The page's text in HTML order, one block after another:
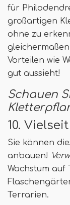
für
großartigen
ohne zu
Vorteilen wie
gut aussieht!
Schauen
10.
Sie können
anbauen!
Wachstum
Terrarien.